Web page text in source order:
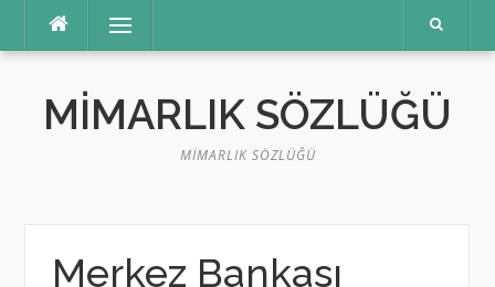
Menü
MIMARLIK SÖZLÜĞÜ
MIMARLIK SÖZLÜĞÜ
Merkez Bankası